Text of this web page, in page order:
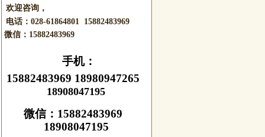
欢迎咨询，
电话：028-61864801 15882483969
微信： 15882483969
手机：
15882483969 18980947265
18908047195
微信： 15882483969
18908047195